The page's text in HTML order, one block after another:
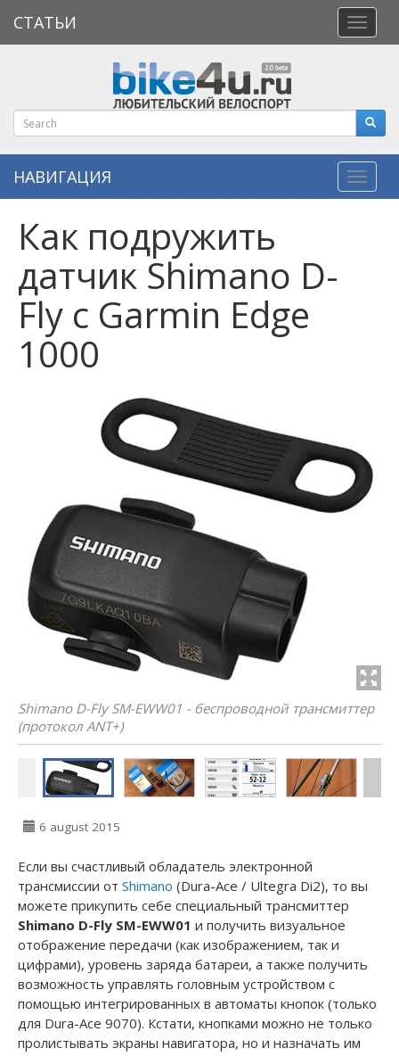
меню
СТАТЬИ
НАВИГАЦИЯ
​Как подружить
датчик Shimano D-
Fly с Garmin Edge
1000
Shimano D-Fly SM-EWW01 - беспроводной трансмиттер
(протокол ANT+)
6 august 2015
Если вы счастливый обладатель электронной
трансмиссии от Shimano (Dura-Ace / Ultegra Di2), то вы
можете прикупить себе специальный трансмиттер
Shimano D-Fly SM-EWW01 и получить визуальное
отображение передачи (как изображением, так и
цифрами), уровень заряда батареи, а также получить
возможность управлять головным устройством с
помощью интегрированных в автоматы кнопок (только
для Dura-Ace 9070). Кстати, кнопками можно не только
пролистывать экраны навигатора, но и назначать им